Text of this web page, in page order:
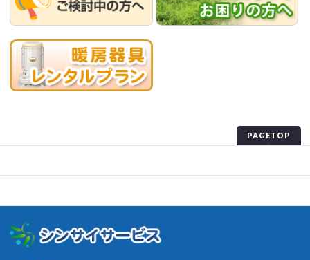
PAGETOP